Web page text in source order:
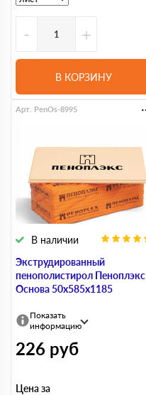
- +
В КОРЗИНУ
Экструдированный
пенополистирол Пеноплэкс
Основа 50х585х1185
В наличии
Арт. PenOs-8995
Показать
информацию
226 руб
Цена за